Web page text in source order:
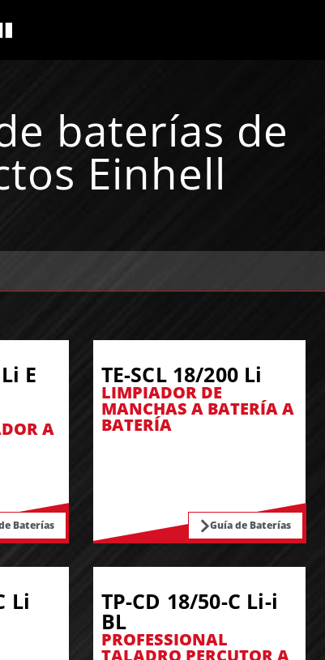
baterías de
Einhell
E
A
Baterías
TE-SCL 18/200 Li
LIMPIADOR DE
MANCHAS A BATERÍA A
BATERÍA
Guía de Baterías
Li TP-CD 18/50-C Li-i
BL
PROFESSIONAL
TALADRO PERCUTOR A